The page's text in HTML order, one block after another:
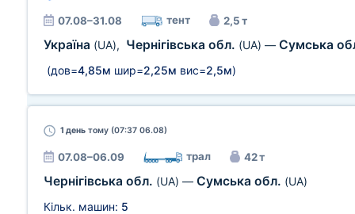
07.08–31.08 тент 2,5 т
Україна (UA), Чернігівська обл. (UA) — Сумська
(дов=4,85м шир=2,25м вис=2,5м)
1 день тому (07:37 06.08)
07.08–06.09 трал 42 т
Чернігівська обл. (UA) — Сумська обл. (UA)
Кільк. машин: 5